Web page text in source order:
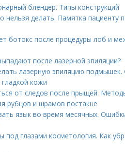
блендер. Типы конструкций
нельзя делать. Памятка пациенту
ботокс после процедуры лоб и
после лазерной эпиляции?
лазерную эпиляцию подмышек.
кожи
от следов после прыщей.
рубцов и шрамов постакне
язык во время месячных.
под глазами косметология. Как